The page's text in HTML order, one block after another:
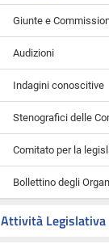
Giunte e
Audizioni
Indagini conoscitive
Stenografici delle
Comitato per la
Bollettino degli
Attività Legislativa